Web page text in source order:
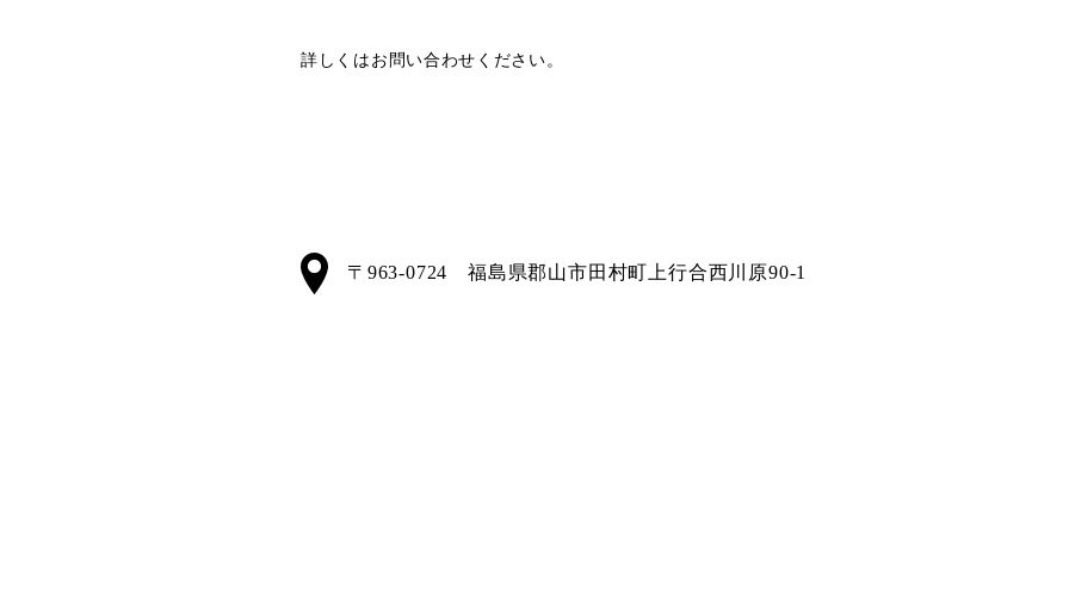
詳しくはお問い合わせください。
〒963-0724 福島県郡山市田村町上行合西川原90-1